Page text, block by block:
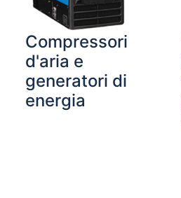
Compressori
d'aria e
generatori di
energia